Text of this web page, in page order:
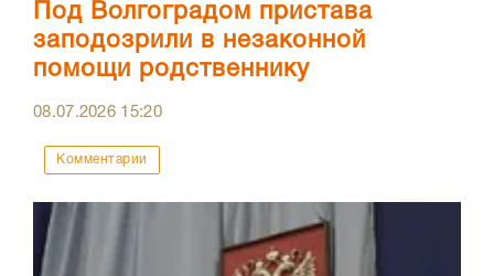
Под Волгоградом пристава
заподозрили в незаконной
помощи родственнику
08.07.2026 15:20
Комментарии